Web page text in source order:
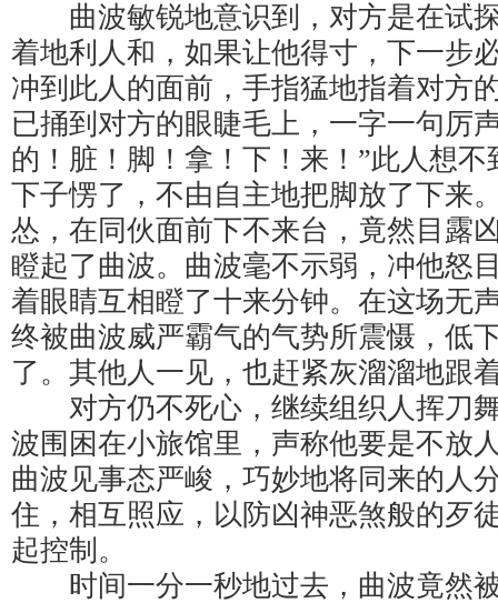
曲波敏锐地意识到，对方是在试
着地利人和，如果让他得寸，下一步
冲到此人的面前，手指猛地指着对方
已捅到对方的眼睫毛上，一字一句厉
的！脏！脚！拿！下！来！”此人想
下子愣了，不由自主地把脚放了下来
怂，在同伙面前下不来台，竟然目露
瞪起了曲波。曲波毫不示弱，冲他怒
着眼睛互相瞪了十来分钟。在这场无
终被曲波威严霸气的气势所震慑，低
了。其他人一见，也赶紧灰溜溜地跟
对方仍不死心，继续组织人挥刀
波围困在小旅馆里，声称他要是不放
曲波见事态严峻，巧妙地将同来的人
住，相互照应，以防凶神恶煞般的歹
起控制。
时间一分一秒地过去，曲波竟然